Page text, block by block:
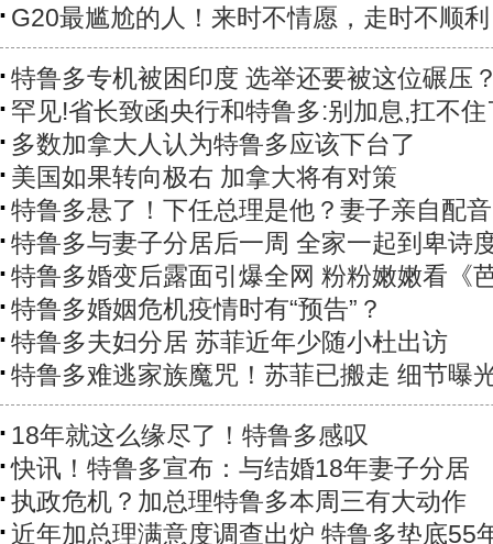
G20最尴尬的人！来时不情愿，走时不顺利
特鲁多专机被困印度 选举还要被这位碾压
罕见!省长致函央行和特鲁多:别加息,扛不
多数加拿大人认为特鲁多应该下台了
美国如果转向极右 加拿大将有对策
特鲁多悬了！下任总理是他？妻子亲自配
特鲁多与妻子分居后一周 全家一起到卑诗
特鲁多婚变后露面引爆全网 粉粉嫩嫩看《
特鲁多婚姻危机疫情时有“预告”？
特鲁多夫妇分居 苏菲近年少随小杜出访
特鲁多难逃家族魔咒！苏菲已搬走 细节曝
18年就这么缘尽了！特鲁多感叹
快讯！特鲁多宣布：与结婚18年妻子分居
执政危机？加总理特鲁多本周三有大动作
近年加总理满意度调查出炉 特鲁多垫底55